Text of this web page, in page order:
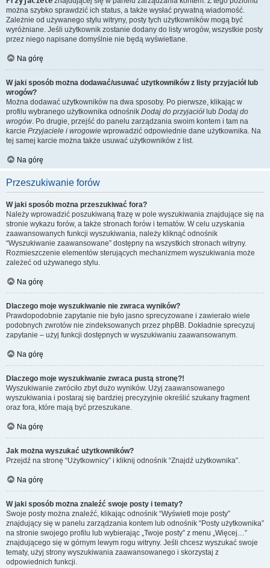
można szybko sprawdzić ich status, a także wysłać prywatną wiadomość.
Zależnie od używanego stylu witryny, posty tych użytkowników mogą być
wyróżniane. Jeśli użytkownik zostanie dodany do listy wrogów, wszystkie posty
przez niego napisane domyślnie nie będą wyświetlane.
Na górę
W jaki sposób można dodawać/usuwać użytkowników z listy przyjaciół lub
wrogów?
Można dodawać użytkowników na dwa sposoby. Po pierwsze, klikając w
profilu wybranego użytkownika odnośnik Dodaj do przyjaciół lub Dodaj do
wrogów. Po drugie, przejść do panelu zarządzania swoim kontem i tam na
karcie Przyjaciele i wrogowie wprowadzić odpowiednie dane użytkownika. Na
tej samej karcie można także usuwać użytkowników z list.
Na górę
Przeszukiwanie forów
W jaki sposób można przeszukiwać fora?
Należy wprowadzić poszukiwaną frazę w pole wyszukiwania znajdujące się na
stronie wykazu forów, a także stronach forów i tematów. W celu uzyskania
zaawansowanych funkcji wyszukiwania, należy kliknąć odnośnik
“Wyszukiwanie zaawansowane” dostępny na wszystkich stronach witryny.
Rozmieszczenie elementów sterujących mechanizmem wyszukiwania może
zależeć od używanego stylu.
Na górę
Dlaczego moje wyszukiwanie nie zwraca wyników?
Prawdopodobnie zapytanie nie było jasno sprecyzowane i zawierało wiele
podobnych zwrotów nie zindeksowanych przez phpBB. Dokładnie sprecyzuj
zapytanie – użyj funkcji dostępnych w wyszukiwaniu zaawansowanym.
Na górę
Dlaczego moje wyszukiwanie zwraca pustą stronę?!
Wyszukiwanie zwróciło zbyt dużo wyników. Użyj zaawansowanego
wyszukiwania i postaraj się bardziej precyzyjnie określić szukany fragment
oraz fora, które mają być przeszukane.
Na górę
Jak można wyszukać użytkowników?
Przejdź na stronę “Użytkownicy” i kliknij odnośnik “Znajdź użytkownika”.
Na górę
W jaki sposób można znaleźć swoje posty i tematy?
Swoje posty można znaleźć, klikając odnośnik “Wyświetl moje posty”
znajdujący się w panelu zarządzania kontem lub odnośnik “Posty użytkownika”
na stronie swojego profilu lub wybierając „Twoje posty” z menu „Więcej…”
znajdującego się w górnym lewym rogu witryny. Jeśli chcesz wyszukać swoje
tematy, użyj strony wyszukiwania zaawansowanego i skorzystaj z
odpowiednich funkcji.